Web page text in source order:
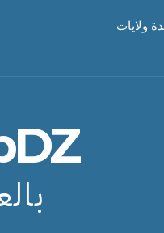
ولايات